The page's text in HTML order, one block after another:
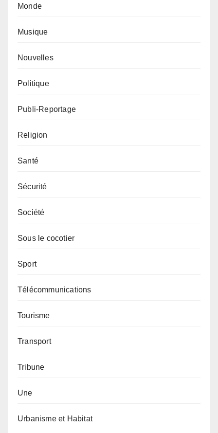
Monde
Musique
Nouvelles
Politique
Publi-Reportage
Religion
Santé
Sécurité
Société
Sous le cocotier
Sport
Télécommunications
Tourisme
Transport
Tribune
Une
Urbanisme et Habitat